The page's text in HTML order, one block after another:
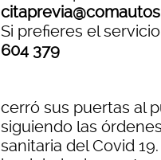
Si prefieres el
604 379
cerró sus puertas al
siguiendo las
sanitaria del Covid